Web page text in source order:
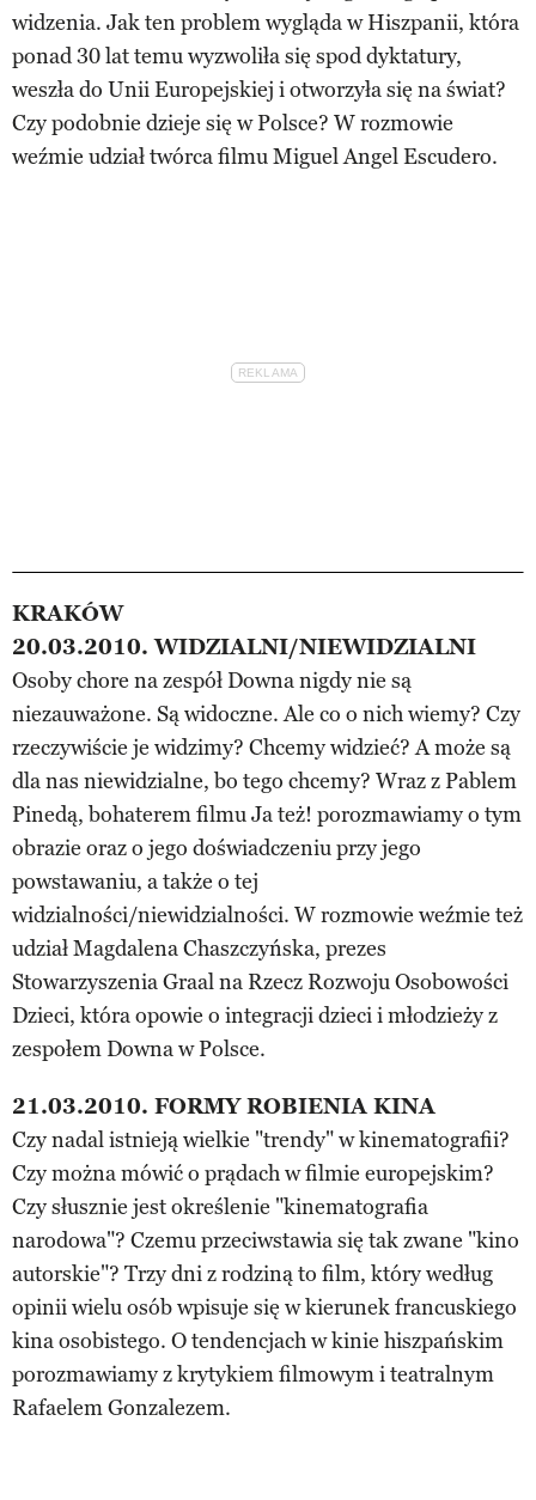
widzenia. Jak ten problem wygląda w Hiszpanii, która
ponad 30 lat temu wyzwoliła się spod dyktatury,
weszła do Unii Europejskiej i otworzyła się na świat?
Czy podobnie dzieje się w Polsce? W rozmowie
weźmie udział twórca filmu Miguel Angel Escudero.
KRAKÓW
20.03.2010. WIDZIALNI/NIEWIDZIALNI
Osoby chore na zespół Downa nigdy nie są
niezauważone. Są widoczne. Ale co o nich wiemy? Czy
rzeczywiście je widzimy? Chcemy widzieć? A może są
dla nas niewidzialne, bo tego chcemy? Wraz z Pablem
Pinedą, bohaterem filmu Ja też! porozmawiamy o tym
obrazie oraz o jego doświadczeniu przy jego
powstawaniu, a także o tej
widzialności/niewidzialności. W rozmowie weźmie też
udział Magdalena Chaszczyńska, prezes
Stowarzyszenia Graal na Rzecz Rozwoju Osobowości
Dzieci, która opowie o integracji dzieci i młodzieży z
zespołem Downa w Polsce.
21.03.2010. FORMY ROBIENIA KINA
Czy nadal istnieją wielkie "trendy" w kinematografii?
Czy można mówić o prądach w filmie europejskim?
Czy słusznie jest określenie "kinematografia
narodowa"? Czemu przeciwstawia się tak zwane "kino
autorskie"? Trzy dni z rodziną to film, który według
opinii wielu osób wpisuje się w kierunek francuskiego
kina osobistego. O tendencjach w kinie hiszpańskim
porozmawiamy z krytykiem filmowym i teatralnym
Rafaelem Gonzalezem.